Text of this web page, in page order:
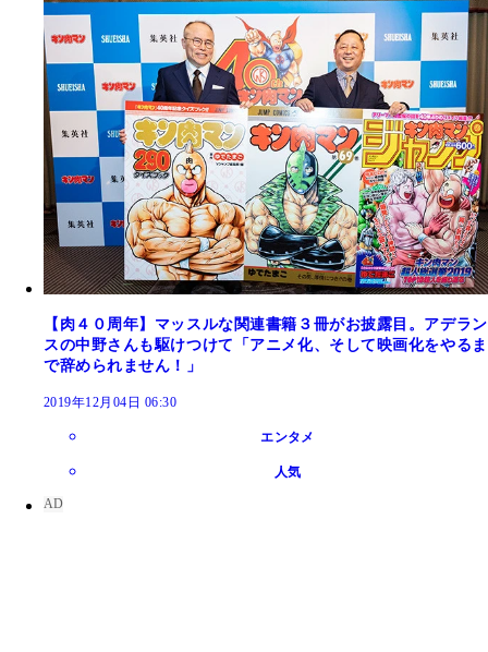
【肉４０周年】マッスルな関連書籍３冊がお披露目。アデラン
スの中野さんも駆けつけて「アニメ化、そして映画化をやるま
で辞められません！」
2019年12月04日 06:30
エンタメ
人気